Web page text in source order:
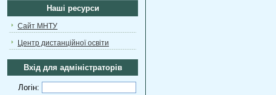
Наші ресурси
Сайт МНТУ
Центр дистанційної освіти
Вхід для адміністраторів
Логін: